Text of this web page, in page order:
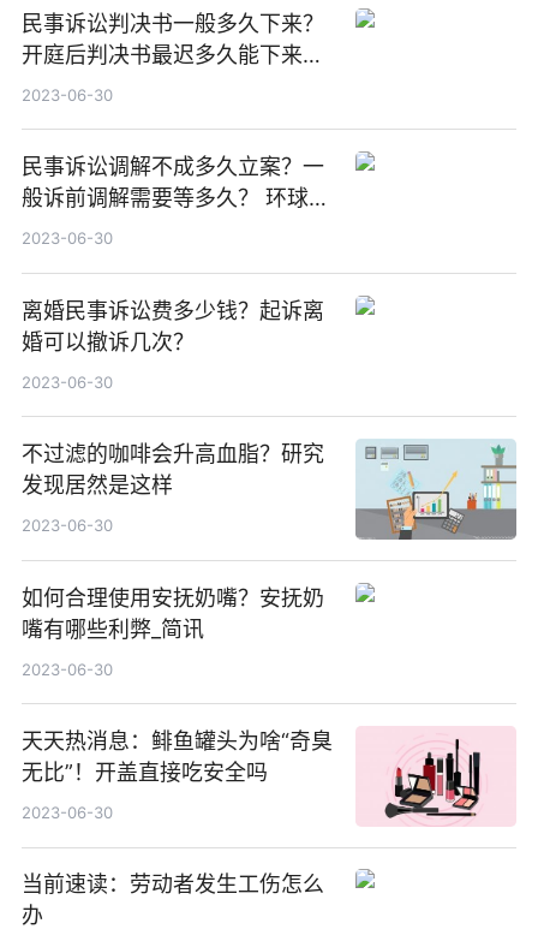
民事诉讼判决书一般多久下来？
开庭后判决书最迟多久能下来？
环球热资讯
2023-06-30
民事诉讼调解不成多久立案？一
般诉前调解需要等多久？ 环球即
时看
2023-06-30
离婚民事诉讼费多少钱？起诉离
婚可以撤诉几次？
2023-06-30
不过滤的咖啡会升高血脂？研究
发现居然是这样
2023-06-30
如何合理使用安抚奶嘴？安抚奶
嘴有哪些利弊_简讯
2023-06-30
天天热消息：鲱鱼罐头为啥“奇臭
无比”！开盖直接吃安全吗
2023-06-30
当前速读：劳动者发生工伤怎么
办